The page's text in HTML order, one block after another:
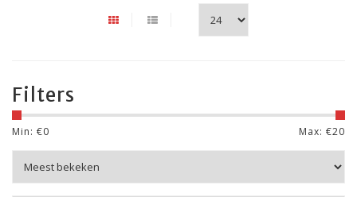
Filters
Min: €0 Max: €20